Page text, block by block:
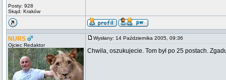
Posty: 928
Skąd: Kraków
NURS
Ojciec Redaktor
Wysłany: 14 Października 2005, 09:36
Chwila, oszukujecie. Tom był po 25 postach.